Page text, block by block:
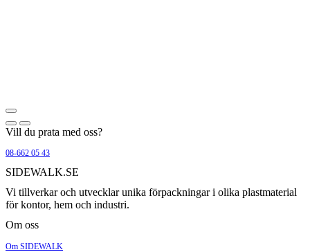
Vill du prata med oss?
08-662 05 43
SIDEWALK.SE
Vi tillverkar och utvecklar unika förpackningar i olika plastmaterial
för kontor, hem och industri.
Om oss
Om SIDEWALK